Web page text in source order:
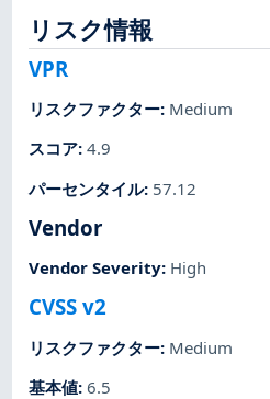
リスク情報
VPR
リスクファクター: Medium
スコア:4.9
パーセンタイル: 57.12
Vendor
Vendor Severity: High
CVSS v2
リスクファクター: Medium
基本値:6.5